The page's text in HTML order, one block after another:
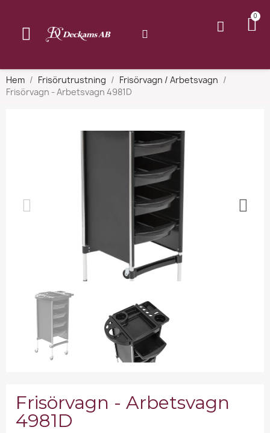
Hem Frisörutrustning
Frisörvagn / Arbetsvagn
Frisörvagn - Arbetsvagn 4981D
Frisörvagn - Arbetsvagn
4981D